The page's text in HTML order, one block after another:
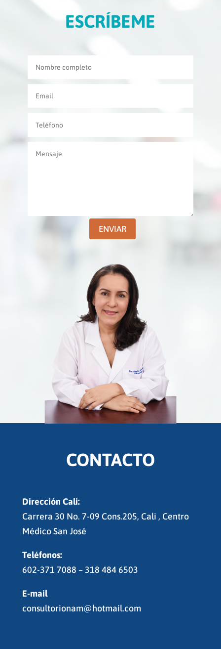
ESCRÍBEME
ENVIAR
CONTACTO
Dirección Cali:
Carrera 30 No. 7-09 Cons.205, Cali , Centro
Médico San José
Teléfonos:
602-371 7088 – 318 484 6503
E-mail
consultorionam@hotmail.com